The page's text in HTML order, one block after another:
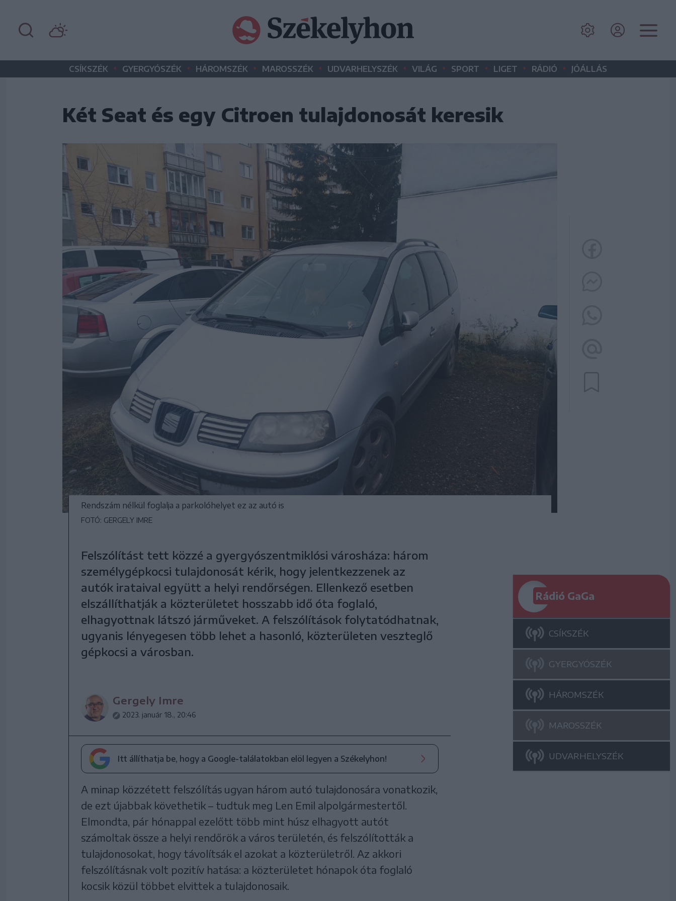
CSÍKSZÉK • GYERGYÓSZÉK • HÁROMSZÉK • MAROSSZÉK • UDVARHELYSZÉK • VILÁG • SPORT • LIGET • RÁDIÓ • JÓÁLLÁS
Két Seat és egy Citroen tulajdonosát keresik
Rendszám nélkül foglalja a parkolóhelyet ez az autó is
FOTÓ: GERGELY IMRE
Felszólítást tett közzé a gyergyószentmiklósi városháza: három
személygépkocsi tulajdonosát kérik, hogy jelentkezzenek az
autók irataival együtt a helyi rendőrségen. Ellenkező esetben
elszállíthatják a közterületet hosszabb idő óta foglaló,
elhagyottnak látszó járműveket. A felszólítások folytatódhatnak,
ugyanis lényegesen több lehet a hasonló, közterületen veszteglő
gépkocsi a városban.
Gergely Imre
2023. január 18., 20:46
Itt állíthatja be, hogy a Google-találatokban elöl legyen a Székelyhon!
A minap közzétett felszólítás ugyan három autó tulajdonosára vonatkozik,
de ezt újabbak követhetik – tudtuk meg Len Emil alpolgármestertől.
Elmondta, pár hónappal ezelőtt több mint húsz elhagyott autót
számoltak össze a helyi rendőrök a város területén, és felszólították a
tulajdonosokat, hogy távolítsák el azokat a közterületről. Az akkori
felszólításnak volt pozitív hatása: a közterületet hónapok óta foglaló
kocsik közül többet elvittek a tulajdonosaik.
Rádió GaGa
CSÍKSZÉK
GYERGYÓSZÉK
HÁROMSZÉK
MAROSSZÉK
UDVARHELYSZÉK